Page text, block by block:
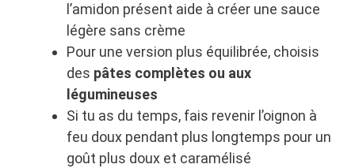
l’amidon présent aide à créer une sauce
légère sans crème
Pour une version plus équilibrée, choisis
des pâtes complètes ou aux
légumineuses
Si tu as du temps, fais revenir l’oignon à
feu doux pendant plus longtemps pour un
goût plus doux et caramélisé